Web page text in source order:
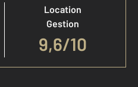
Location
Gestion
9,6/10